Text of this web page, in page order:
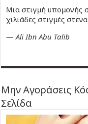
Μια στιγμή υπομονής
χιλιάδες στιγμές
—Ali Ibn Abu Talib
Μην Αγοράσεις
Σελίδα